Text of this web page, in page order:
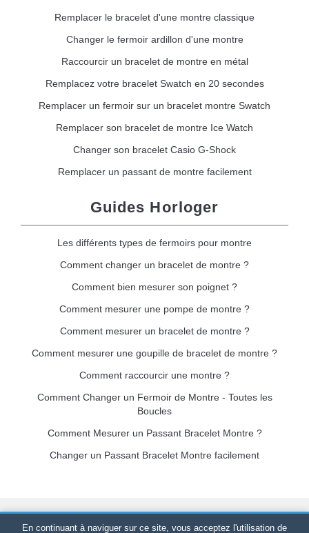
Remplacer le bracelet d'une montre classique
Changer le fermoir ardillon d'une montre
Raccourcir un bracelet de montre en métal
Remplacez votre bracelet Swatch en 20 secondes
Remplacer un fermoir sur un bracelet montre Swatch
Remplacer son bracelet de montre Ice Watch
Changer son bracelet Casio G-Shock
Remplacer un passant de montre facilement
Guides Horloger
Les différents types de fermoirs pour montre
Comment changer un bracelet de montre ?
Comment bien mesurer son poignet ?
Comment mesurer une pompe de montre ?
Comment mesurer un bracelet de montre ?
Comment mesurer une goupille de bracelet de montre ?
Comment raccourcir une montre ?
Comment Changer un Fermoir de Montre - Toutes les
Boucles
Comment Mesurer un Passant Bracelet Montre ?
Changer un Passant Bracelet Montre facilement
Bracelet-de-montre.com© 2026Tous droits réservés-SIRET
En continuant à naviguer sur ce site, vous acceptez l'utilisation de